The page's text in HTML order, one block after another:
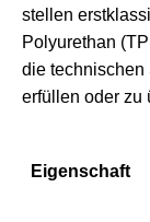
stellen
Polyurethan
die technischen
erfüllen oder zu
Eigenschaft